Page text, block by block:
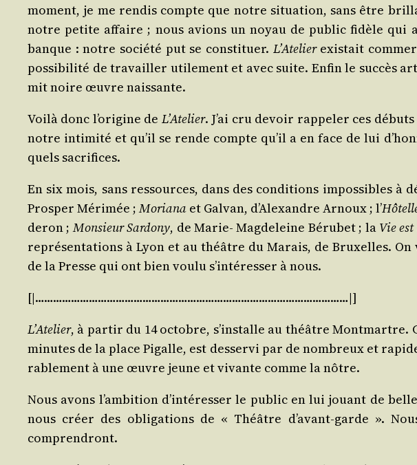
moment, je me ren­dis compte que notre situa­tion, sans être
notre petite affaire ; nous avions un noyau de public fidèle qui
banque : notre socié­té put se consti­tuer. L’Atelierexis­tait
pos­si­bi­li­té de tra­vailler uti­le­ment et avec suite. Enfin le suc­cès
mit noire œuvre naissante.
Voi­là donc l’origine de L’Atelier. J’ai cru devoir rap­pe­ler ces
notre inti­mi­té et qu’il se rende compte qu’il a en face de lui
quels sacrifices.
En six mois, sans res­sources, dans des condi­tions impos­sibles à
Pros­per Méri­mée ;Moria­na et Gal­van, d’Alexandre Arnoux ; l’
de­ron ;Mon­sieur Sar­do­ny, de Marie- Mag­de­leine Béru­bet ; la Vie
repré­sen­ta­tions à Lyon et au théâtre du Marais, de Bruxelles.
de la Presse qui ont bien vou­lu s’intéresser à nous.
[|……………………………………………………………………………………………|]
L’Atelier, à par­tir du 14 octobre, s’installe au théâtre Mont­martre.
minutes de la place Pigalle, est des­ser­vi par de nom­breux et
ra­ble­ment à une œuvre jeune et vivante comme la nôtre.
Nous avons l’ambition d’intéresser le public en lui jouant de
nous créer des obli­ga­tions de « Théâtre d’avant-garde ».
comprendront.